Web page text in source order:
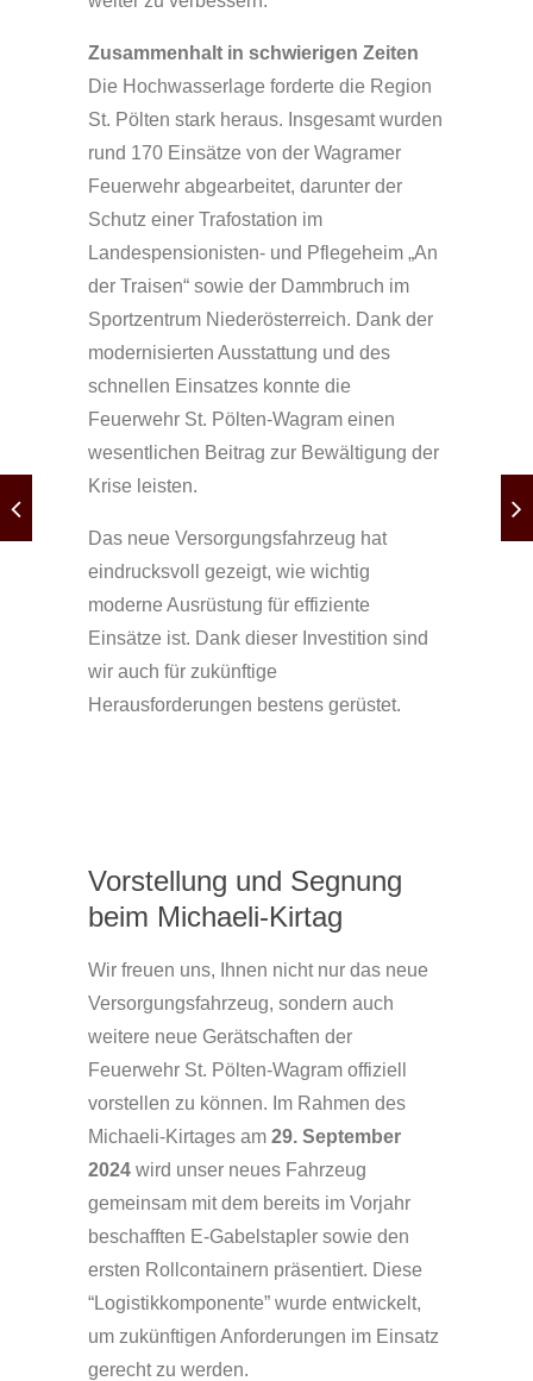
Zusammenhalt in schwierigen Zeiten
Die Hochwasserlage forderte die Region
St. Pölten stark heraus. Insgesamt wurden
rund 170 Einsätze von der Wagramer
Feuerwehr abgearbeitet, darunter der
Schutz einer Trafostation im
Landespensionisten- und Pflegeheim „An
der Traisen“ sowie der Dammbruch im
Sportzentrum Niederösterreich. Dank der
modernisierten Ausstattung und des
schnellen Einsatzes konnte die
Feuerwehr St. Pölten-Wagram einen
wesentlichen Beitrag zur Bewältigung der
Krise leisten.
Das neue Versorgungsfahrzeug hat
eindrucksvoll gezeigt, wie wichtig
moderne Ausrüstung für effiziente
Einsätze ist. Dank dieser Investition sind
wir auch für zukünftige
Herausforderungen bestens gerüstet.
Vorstellung und Segnung
beim Michaeli-Kirtag
Wir freuen uns, Ihnen nicht nur das neue
Versorgungsfahrzeug, sondern auch
weitere neue Gerätschaften der
Feuerwehr St. Pölten-Wagram offiziell
vorstellen zu können. Im Rahmen des
Michaeli-Kirtages am 29. September
2024 wird unser neues Fahrzeug
gemeinsam mit dem bereits im Vorjahr
beschafften E-Gabelstapler sowie den
ersten Rollcontainern präsentiert. Diese
“Logistikkomponente” wurde entwickelt,
um zukünftigen Anforderungen im Einsatz
gerecht zu werden.